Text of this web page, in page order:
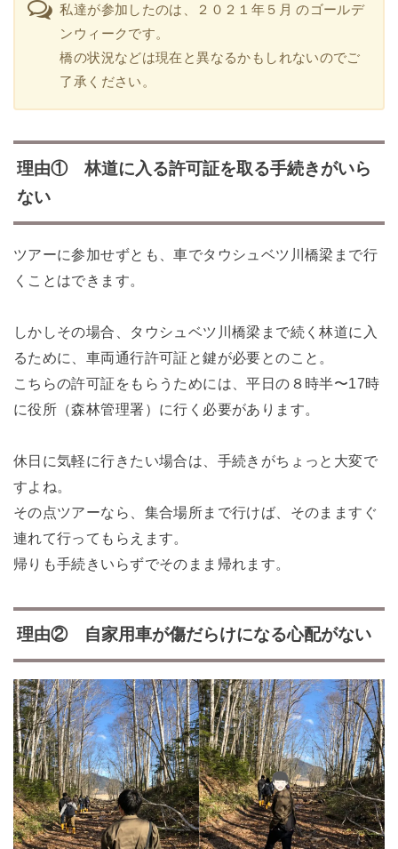
私達が参加したのは、２０２１年５月 のゴールデ
ンウィークです。
橋の状況などは現在と異なるかもしれないのでご
了承ください。
理由① 林道に入る許可証を取る手続きがいら
ない
ツアーに参加せずとも、車でタウシュベツ川橋梁まで行
くことはできます。
しかしその場合、タウシュベツ川橋梁まで続く林道に入
るために、車両通行許可証と鍵が必要とのこと。
こちらの許可証をもらうためには、平日の８時半〜17時
に役所（森林管理署）に行く必要があります。
休日に気軽に行きたい場合は、手続きがちょっと大変で
すよね。
その点ツアーなら、集合場所まで行けば、そのまますぐ
連れて行ってもらえます。
帰りも手続きいらずでそのまま帰れます。
理由② 自家用車が傷だらけになる心配がない